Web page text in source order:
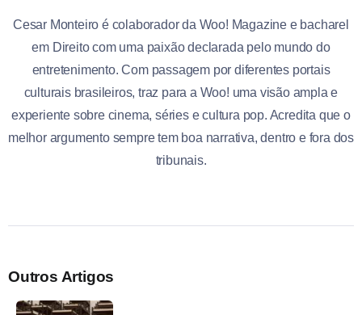
Cesar Monteiro é colaborador da Woo! Magazine e bacharel
em Direito com uma paixão declarada pelo mundo do
entretenimento. Com passagem por diferentes portais
culturais brasileiros, traz para a Woo! uma visão ampla e
experiente sobre cinema, séries e cultura pop. Acredita que o
melhor argumento sempre tem boa narrativa, dentro e fora dos
tribunais.
Outros Artigos